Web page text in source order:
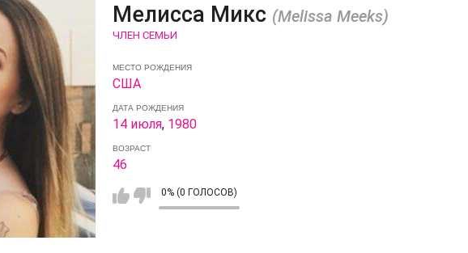
Мелисса Микс (Melissa Meeks)
ЧЛЕН СЕМЬИ
МЕСТО РОЖДЕНИЯ
США
ДАТА РОЖДЕНИЯ
14 июля, 1980
ВОЗРАСТ
46
0% (0 ГОЛОСОВ)